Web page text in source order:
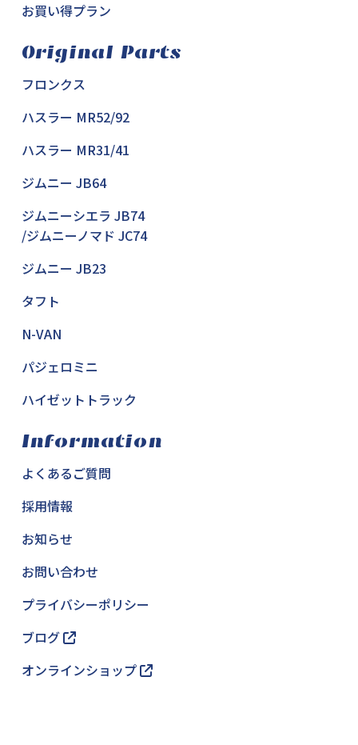
お買い得プラン
Original Parts
フロンクス
ハスラー MR52/92
ハスラー MR31/41
ジムニー JB64
ジムニーシエラ JB74
/ジムニーノマド JC74
ジムニー JB23
タフト
N-VAN
パジェロミニ
ハイゼットトラック
Information
よくあるご質問
採用情報
お知らせ
お問い合わせ
プライバシーポリシー
ブログ
オンラインショップ